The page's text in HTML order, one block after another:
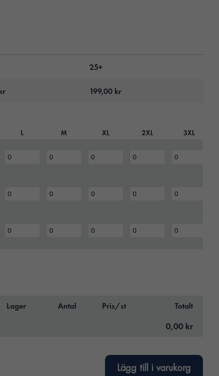
25+
199,00 kr
L M XL 2XL 3XL
Lager Antal Pris/st Totalt
0,00 kr
Lägg till i varukorg